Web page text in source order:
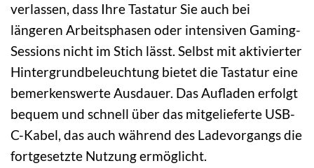
verlassen, dass Ihre Tastatur Sie auch bei
längeren Arbeitsphasen oder intensiven Gaming-
Sessions nicht im Stich lässt. Selbst mit aktivierter
Hintergrundbeleuchtung bietet die Tastatur eine
bemerkenswerte Ausdauer. Das Aufladen erfolgt
bequem und schnell über das mitgelieferte USB-
C-Kabel, das auch während des Ladevorgangs die
fortgesetzte Nutzung ermöglicht.